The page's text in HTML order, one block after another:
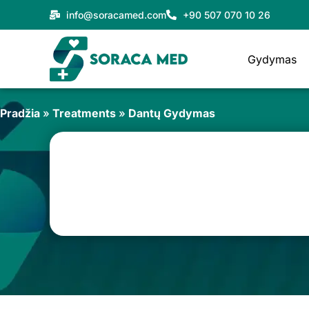
prie
info@soracamed.com +90 507 070 10 26
Gydymas
Pradžia » Treatments » Dantų Gydymas